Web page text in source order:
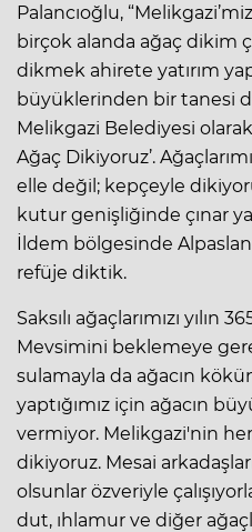
Palancıoğlu,
birçok alanda ağaç dikim
dikmek ahirete yatırım
büyüklerinden bir tanesi
Melikgazi Belediyesi olarak
Ağaç Dikiyoruz’.
elle değil; kepçeyle
kutur genişliğinde çınar
İldem bölgesinde Alpaslan
refüje diktik.
Saksılı ağaçlarımızı yılın
Mevsimini beklemeye
sulamayla da ağacın
yaptığımız için ağacın
vermiyor. Melikgazi'nin
dikiyoruz. Mesai
olsunlar özveriyle
dut, ıhlamur ve diğer